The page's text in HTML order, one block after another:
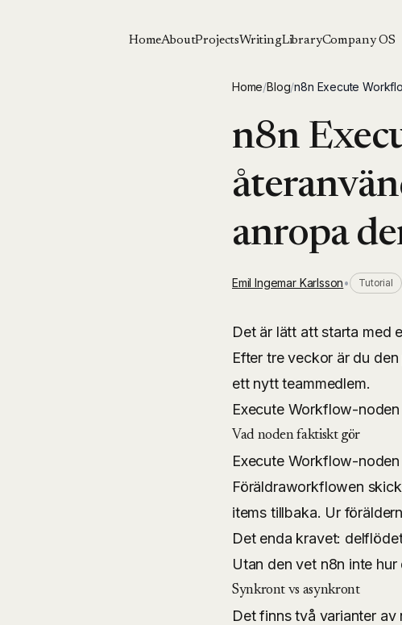
HomeAboutProjectsWritingLibraryCompany OS
Home/Blog/n8n Execute
n8n
anropa
Emil Ingemar Karlsson• Tutorial
Det är lätt att starta med
Efter tre veckor är du
ett nytt teammedlem.
Execute Workflow-
Vad noden faktiskt gör
Execute Workflow-
Föräldraworkflowen
items tillbaka. Ur
Det enda kravet:
Utan den vet n8n inte
Synkront vs asynkront
Det finns två varianter